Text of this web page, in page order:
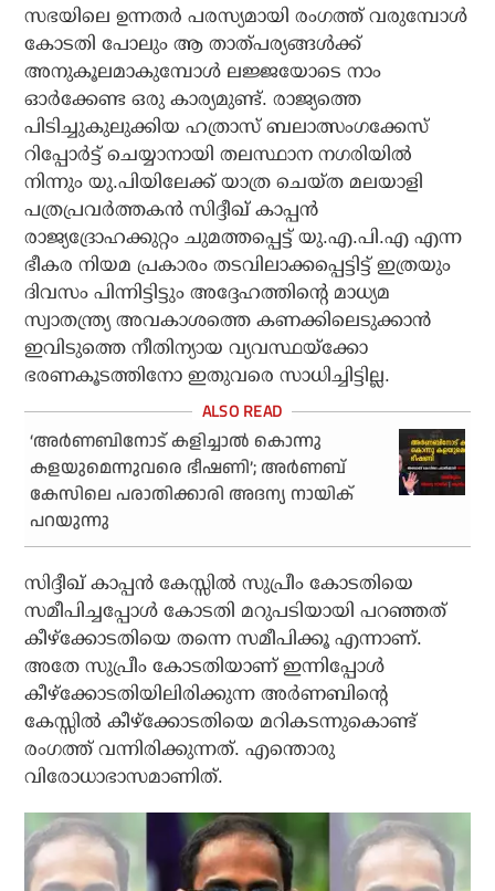
സഭയിലെ ഉന്നതര്‍ പരസ്യമായി രംഗത്ത് വരുമ്പോള്‍
കോടതി പോലും ആ താത്പര്യങ്ങള്‍ക്ക്
അനുകൂലമാകുമ്പോള്‍ ലജ്ജയോടെ നാം
ഓര്‍ക്കേണ്ട ഒരു കാര്യമുണ്ട്. രാജ്യത്തെ
പിടിച്ചുകുലുക്കിയ ഹത്രാസ് ബലാത്സംഗക്കേസ്
റിപ്പോര്‍ട്ട് ചെയ്യാനായി തലസ്ഥാന നഗരിയില്‍
നിന്നും യു.പിയിലേക്ക് യാത്ര ചെയ്ത മലയാളി
പത്രപ്രവര്‍ത്തകന്‍ സിദ്ദീഖ് കാപ്പന്‍
രാജ്യദ്രോഹക്കുറ്റം ചുമത്തപ്പെട്ട് യു.എ.പി.എ എന്ന
ഭീകര നിയമ പ്രകാരം തടവിലാക്കപ്പെട്ടിട്ട് ഇത്രയും
ദിവസം പിന്നിട്ടിട്ടും അദ്ദേഹത്തിന്റെ മാധ്യമ
സ്വാതന്ത്ര്യ അവകാശത്തെ കണക്കിലെടുക്കാന്‍
ഇവിടുത്തെ നീതിന്യായ വ്യവസ്ഥയ്‌ക്കോ
ഭരണകൂടത്തിനോ ഇതുവരെ സാധിച്ചിട്ടില്ല.
‘അര്‍ണബിനോട് കളിച്ചാല്‍ കൊന്നു
കളയുമെന്നുവരെ ഭീഷണി’; അര്‍ണബ്
കേസിലെ പരാതിക്കാരി അദന്യ നായിക്
പറയുന്നു
സിദ്ദീഖ് കാപ്പന്‍ കേസ്സില്‍ സുപ്രീം കോടതിയെ
സമീപിച്ചപ്പോള്‍ കോടതി മറുപടിയായി പറഞ്ഞത്
കീഴ്‌ക്കോടതിയെ തന്നെ സമീപിക്കൂ എന്നാണ്.
അതേ സുപ്രീം കോടതിയാണ് ഇന്നിപ്പോള്‍
കീഴ്‌ക്കോടതിയിലിരിക്കുന്ന അര്‍ണബിന്റെ
കേസ്സില്‍ കീഴ്‌ക്കോടതിയെ മറികടന്നുകൊണ്ട്
രംഗത്ത് വന്നിരിക്കുന്നത്. എന്തൊരു
വിരോധാഭാസമാണിത്.